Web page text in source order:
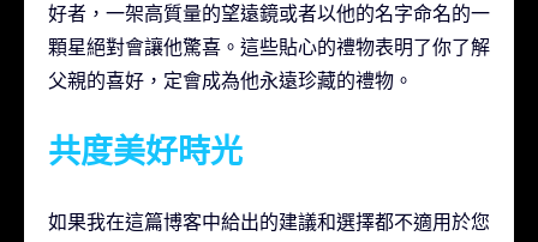
好者，一架高質量的望遠鏡或者以他的名字命名的一
顆星絕對會讓他驚喜。這些貼心的禮物表明了你了解
父親的喜好，定會成為他永遠珍藏的禮物。
共度美好時光
如果我在這篇博客中給出的建議和選擇都不適用於您